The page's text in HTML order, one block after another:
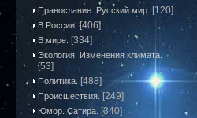
Православие. Русский мир. [120]
В России. [406]
В мире. [334]
Экология. Изменения климата.
[53]
Политика. [488]
Происшествия. [249]
Юмор. Сатира. [340]